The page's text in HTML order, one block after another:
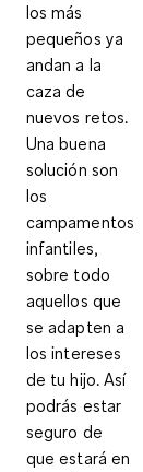
los más
pequeños ya
andan a la
caza de
nuevos retos.
Una buena
solución son
los
campamentos
infantiles,
sobre todo
aquellos que
se adapten a
los intereses
de tu hijo. Así
podrás estar
seguro de
que estará en